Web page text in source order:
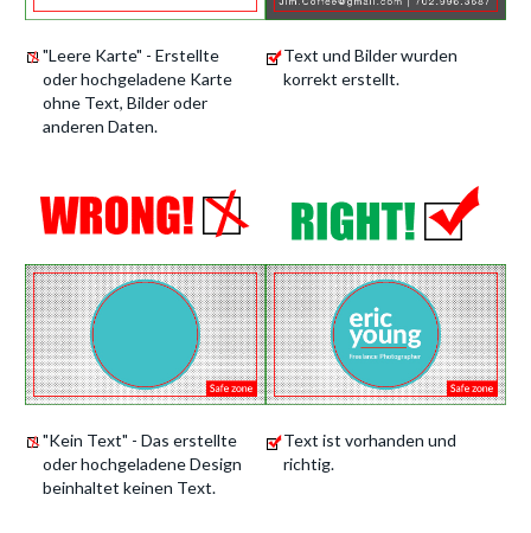
"Leere Karte" - Erstellte
oder hochgeladene Karte
ohne Text, Bilder oder
anderen Daten.
Text und Bilder wurden
korrekt erstellt.
"Kein Text" - Das erstellte
oder hochgeladene Design
beinhaltet keinen Text.
Text ist vorhanden und
richtig.